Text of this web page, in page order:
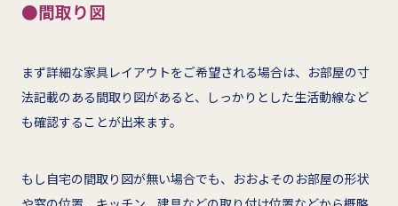
●間取り図
まず詳細な家具レイアウトをご希望される場合は、お部屋の寸
法記載のある間取り図があると、しっかりとした生活動線など
も確認することが出来ます。
もし自宅の間取り図が無い場合でも、おおよそのお部屋の形状